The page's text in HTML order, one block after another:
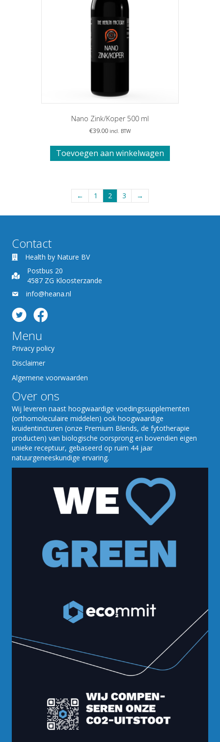
Nano Zink/Koper 500 ml
€39.00 incl. BTW
Toevoegen aan winkelwagen
← 1 2 3 →
Contact
Health by Nature BV
Postbus 20
4587 ZG Kloosterzande
info@heana.nl
Menu
Privacy policy
Disclaimer
Algemene voorwaarden
Over ons
Wij leveren naast hoogwaardige voedingssupplementen
(orthomoleculaire middelen) ook hoogwaardige
kruidentincturen (onze Premium Blends, de fytotherapie
producten) van biologische oorsprong en bovendien eigen
unieke receptuur, gebaseerd op ruim 44 jaar
natuurgeneeskundige ervaring.